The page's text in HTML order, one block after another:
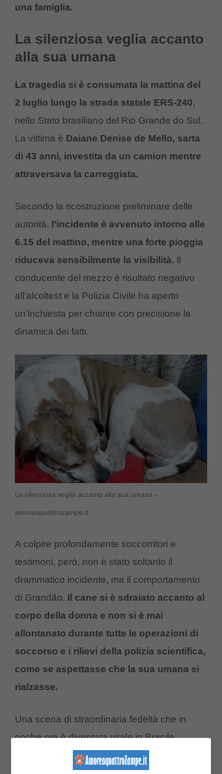
una famiglia.
La silenziosa veglia accanto
alla sua umana
La tragedia si è consumata la mattina del
2 luglio lungo la strada statale ERS-240,
nello Stato brasiliano del Rio Grande do Sul.
La vittima è Daiane Denise de Mello, sarta
di 43 anni, investita da un camion mentre
attraversava la carreggiata.
Secondo la ricostruzione preliminare delle
autorità, l’incidente è avvenuto intorno alle
6.15 del mattino, mentre una forte pioggia
riduceva sensibilmente la visibilità. Il
conducente del mezzo è risultato negativo
all’alcoltest e la Polizia Civile ha aperto
un’inchiesta per chiarire con precisione la
dinamica dei fatti.
La silenziosa veglia accanto alla sua umana –
amoreaquattrozampe.it
A colpire profondamente soccorritori e
testimoni, però, non è stato soltanto il
drammatico incidente, ma il comportamento
di Grandão. Il cane si è sdraiato accanto al
corpo della donna e non si è mai
allontanato durante tutte le operazioni di
soccorso e i rilievi della polizia scientifica,
come se aspettasse che la sua umana si
rialzasse.
Una scena di straordinaria fedeltà che in
poche ore è diventata virale in Brasile.
Il salvataggio e una nuova